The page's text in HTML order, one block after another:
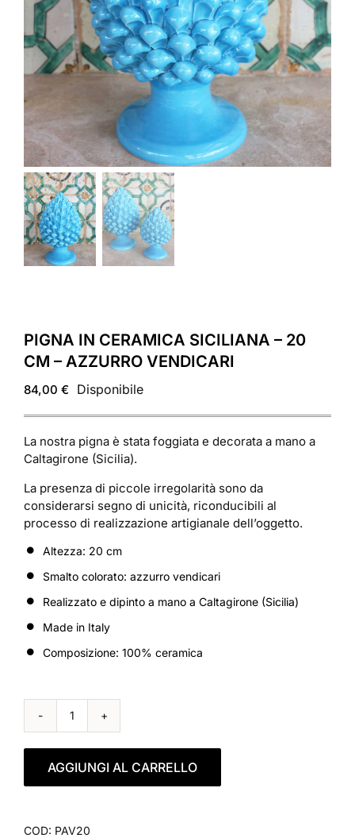
PIGNA IN CERAMICA SICILIANA – 20
CM – AZZURRO VENDICARI
84,00 € Disponibile
La nostra pigna è stata foggiata e decorata a mano a
Caltagirone (Sicilia).
La presenza di piccole irregolarità sono da
considerarsi segno di unicità, riconducibili al
processo di realizzazione artigianale dell’oggetto.
Altezza: 20 cm
Smalto colorato: azzurro vendicari
Realizzato e dipinto a mano a Caltagirone (Sicilia)
Made in Italy
Composizione: 100% ceramica
PIGNA
SICILIANA
CM
AGGIUNGI AL CARRELLO
COD: PAV20